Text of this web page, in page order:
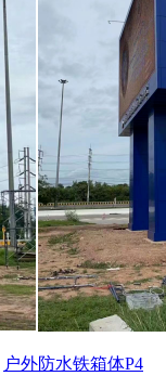
户外防水铁箱体P4